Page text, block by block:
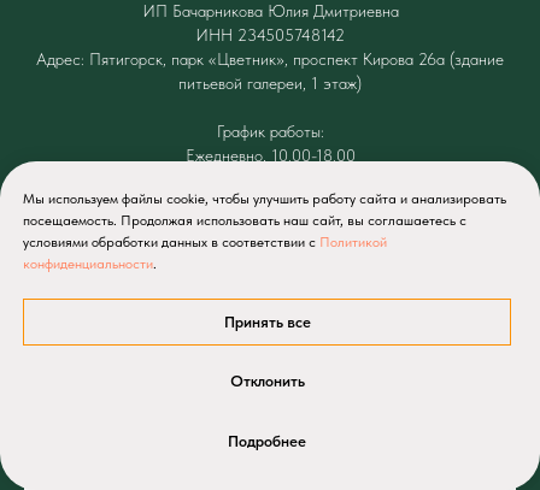
Мы используем файлы cookie, чтобы улучшить работу сайта и анализировать
посещаемость. Продолжая использовать наш сайт, вы соглашаетесь с
условиями обработки данных в соответствии с Политикой
конфиденциальности
Принять все
Отклонить
Подробнее
ИП Бачарникова Юлия Дмитриевна
ИНН 234505748142
Адрес: Пятигорск, парк «Цветник», проспект Кирова 26а (здание
питьевой галереи, 1 этаж)
График работы:
Ежедневно, 10.00-18.00